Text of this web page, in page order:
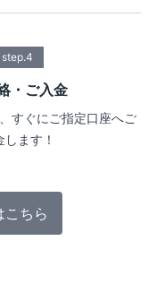
step.4
・ご入金
すぐにご指定口座へご
します！
こちら